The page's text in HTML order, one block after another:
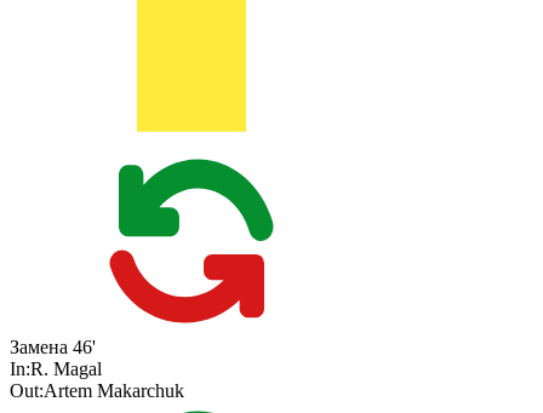
Замена 46'
In:R. Magal
Out:Artem Makarchuk